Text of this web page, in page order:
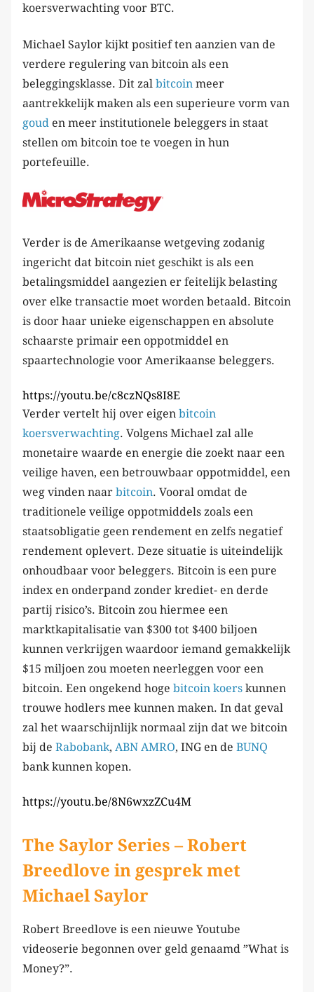
koersverwachting voor BTC.
Michael Saylor kijkt positief ten aanzien van de
verdere regulering van bitcoin als een
beleggingsklasse. Dit zal bitcoin meer
aantrekkelijk maken als een superieure vorm van
goud en meer institutionele beleggers in staat
stellen om bitcoin toe te voegen in hun
portefeuille.
Verder is de Amerikaanse wetgeving zodanig
ingericht dat bitcoin niet geschikt is als een
betalingsmiddel aangezien er feitelijk belasting
over elke transactie moet worden betaald. Bitcoin
is door haar unieke eigenschappen en absolute
schaarste primair een oppotmiddel en
spaartechnologie voor Amerikaanse beleggers.
https://youtu.be/c8czNQs8I8E
Verder vertelt hij over eigen bitcoin
koersverwachting. Volgens Michael zal alle
monetaire waarde en energie die zoekt naar een
veilige haven, een betrouwbaar oppotmiddel, een
weg vinden naar bitcoin. Vooral omdat de
traditionele veilige oppotmiddels zoals een
staatsobligatie geen rendement en zelfs negatief
rendement oplevert. Deze situatie is uiteindelijk
onhoudbaar voor beleggers. Bitcoin is een pure
index en onderpand zonder krediet- en derde
partij risico’s. Bitcoin zou hiermee een
marktkapitalisatie van $300 tot $400 biljoen
kunnen verkrijgen waardoor iemand gemakkelijk
$15 miljoen zou moeten neerleggen voor een
bitcoin. Een ongekend hoge bitcoin koers kunnen
trouwe hodlers mee kunnen maken. In dat geval
zal het waarschijnlijk normaal zijn dat we bitcoin
bij de Rabobank, ABN AMRO, ING en de BUNQ
bank kunnen kopen.
https://youtu.be/8N6wxzZCu4M
The Saylor Series – Robert
Breedlove in gesprek met
Michael Saylor
Robert Breedlove is een nieuwe Youtube
videoserie begonnen over geld genaamd ”What is
Money?”.